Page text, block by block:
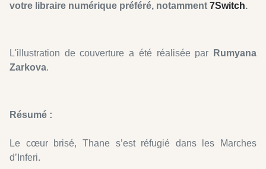
votre libraire numérique préféré, notamment 7Switch.
L'illustration de couverture a été réalisée par
Rumyana
Zarkova.
Résumé :
Le cœur brisé, Thane s’est réfugié dans les Marches
d’Inferi.